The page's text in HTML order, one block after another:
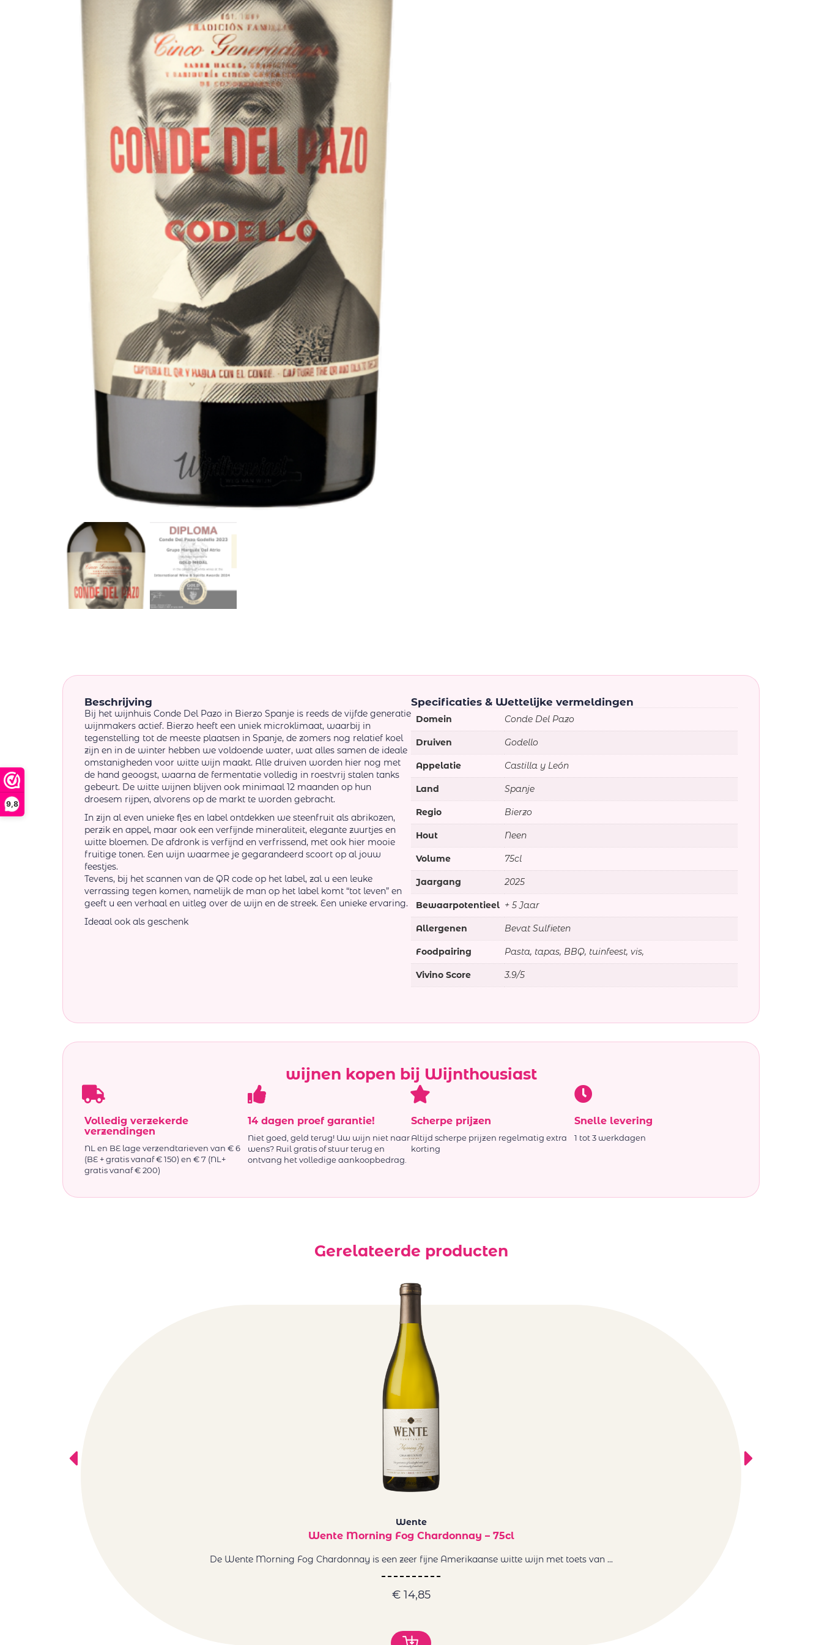
9,8
Beschrijving
Bij het wijnhuis Conde Del Pazo in Bierzo Spanje is reeds de vijfde generatie
wijnmakers actief. Bierzo heeft een uniek microklimaat, waarbij in
tegenstelling tot de meeste plaatsen in Spanje, de zomers nog relatief koel
zijn en in de winter hebben we voldoende water, wat alles samen de ideale
omstanigheden voor witte wijn maakt. Alle druiven worden hier nog met
de hand geoogst, waarna de fermentatie volledig in roestvrij stalen tanks
gebeurt. De witte wijnen blijven ook minimaal 12 maanden op hun
droesem rijpen, alvorens op de markt te worden gebracht.
In zijn al even unieke fles en label ontdekken we steenfruit als abrikozen,
perzik en appel, maar ook een verfijnde mineraliteit, elegante zuurtjes en
witte bloemen. De afdronk is verfijnd en verfrissend, met ook hier mooie
fruitige tonen. Een wijn waarmee je gegarandeerd scoort op al jouw
feestjes.
Tevens, bij het scannen van de QR code op het label, zal u een leuke
verrassing tegen komen, namelijk de man op het label komt “tot leven” en
geeft u een verhaal en uitleg over de wijn en de streek. Een unieke ervaring.
Ideaal ook als geschenk
Specificaties & Wettelijke vermeldingen
Domein Conde Del Pazo
Druiven Godello
Appelatie Castilla y León
Land Spanje
Regio Bierzo
Hout Neen
Volume 75cl
Jaargang 2025
Bewaarpotentieel + 5 Jaar
Allergenen Bevat Sulfieten
Foodpairing Pasta, tapas, BBQ, tuinfeest, vis,
Vivino Score 3.9/5
wijnen kopen bij Wijnthousiast
Volledig verzekerde
verzendingen
NL en BE lage verzendtarieven van € 6
(BE + gratis vanaf € 150) en € 7 (NL+
gratis vanaf € 200)
14 dagen proef garantie!
Niet goed, geld terug! Uw wijn niet naar
wens? Ruil gratis of stuur terug en
ontvang het volledige aankoopbedrag.
Scherpe prijzen
Altijd scherpe prijzen regelmatig extra
korting
Snelle levering
1 tot 3 werkdagen
Gerelateerde producten
Wente
Wente Morning Fog Chardonnay – 75cl
De Wente Morning Fog Chardonnay is een zeer fijne Amerikaanse witte wijn met toets van ...
€14,85